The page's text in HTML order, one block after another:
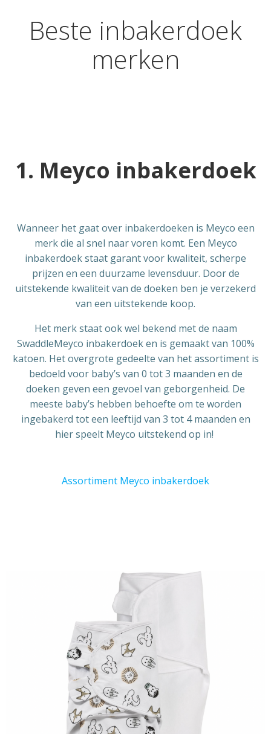
Beste inbakerdoek
merken
1. Meyco inbakerdoek
Wanneer het gaat over inbakerdoeken is Meyco een
merk die al snel naar voren komt. Een Meyco
inbakerdoek staat garant voor kwaliteit, scherpe
prijzen en een duurzame levensduur. Door de
uitstekende kwaliteit van de doeken ben je verzekerd
van een uitstekende koop.
Het merk staat ook wel bekend met de naam
SwaddleMeyco inbakerdoek en is gemaakt van 100%
katoen. Het overgrote gedeelte van het assortiment is
bedoeld voor baby’s van 0 tot 3 maanden en de
doeken geven een gevoel van geborgenheid. De
meeste baby’s hebben behoefte om te worden
ingebakerd tot een leeftijd van 3 tot 4 maanden en
hier speelt Meyco uitstekend op in!
Assortiment Meyco inbakerdoek